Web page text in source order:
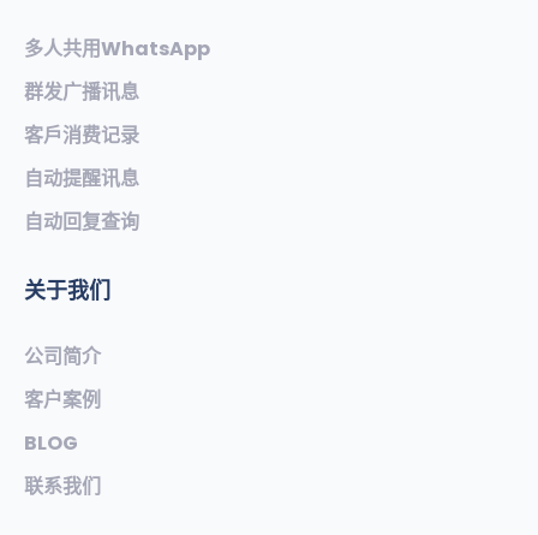
多人共用WhatsApp
群发广播讯息
客戶消费记录
自动提醒讯息
自动回复查询
关于我们
公司简介
客户案例
BLOG
联系我们